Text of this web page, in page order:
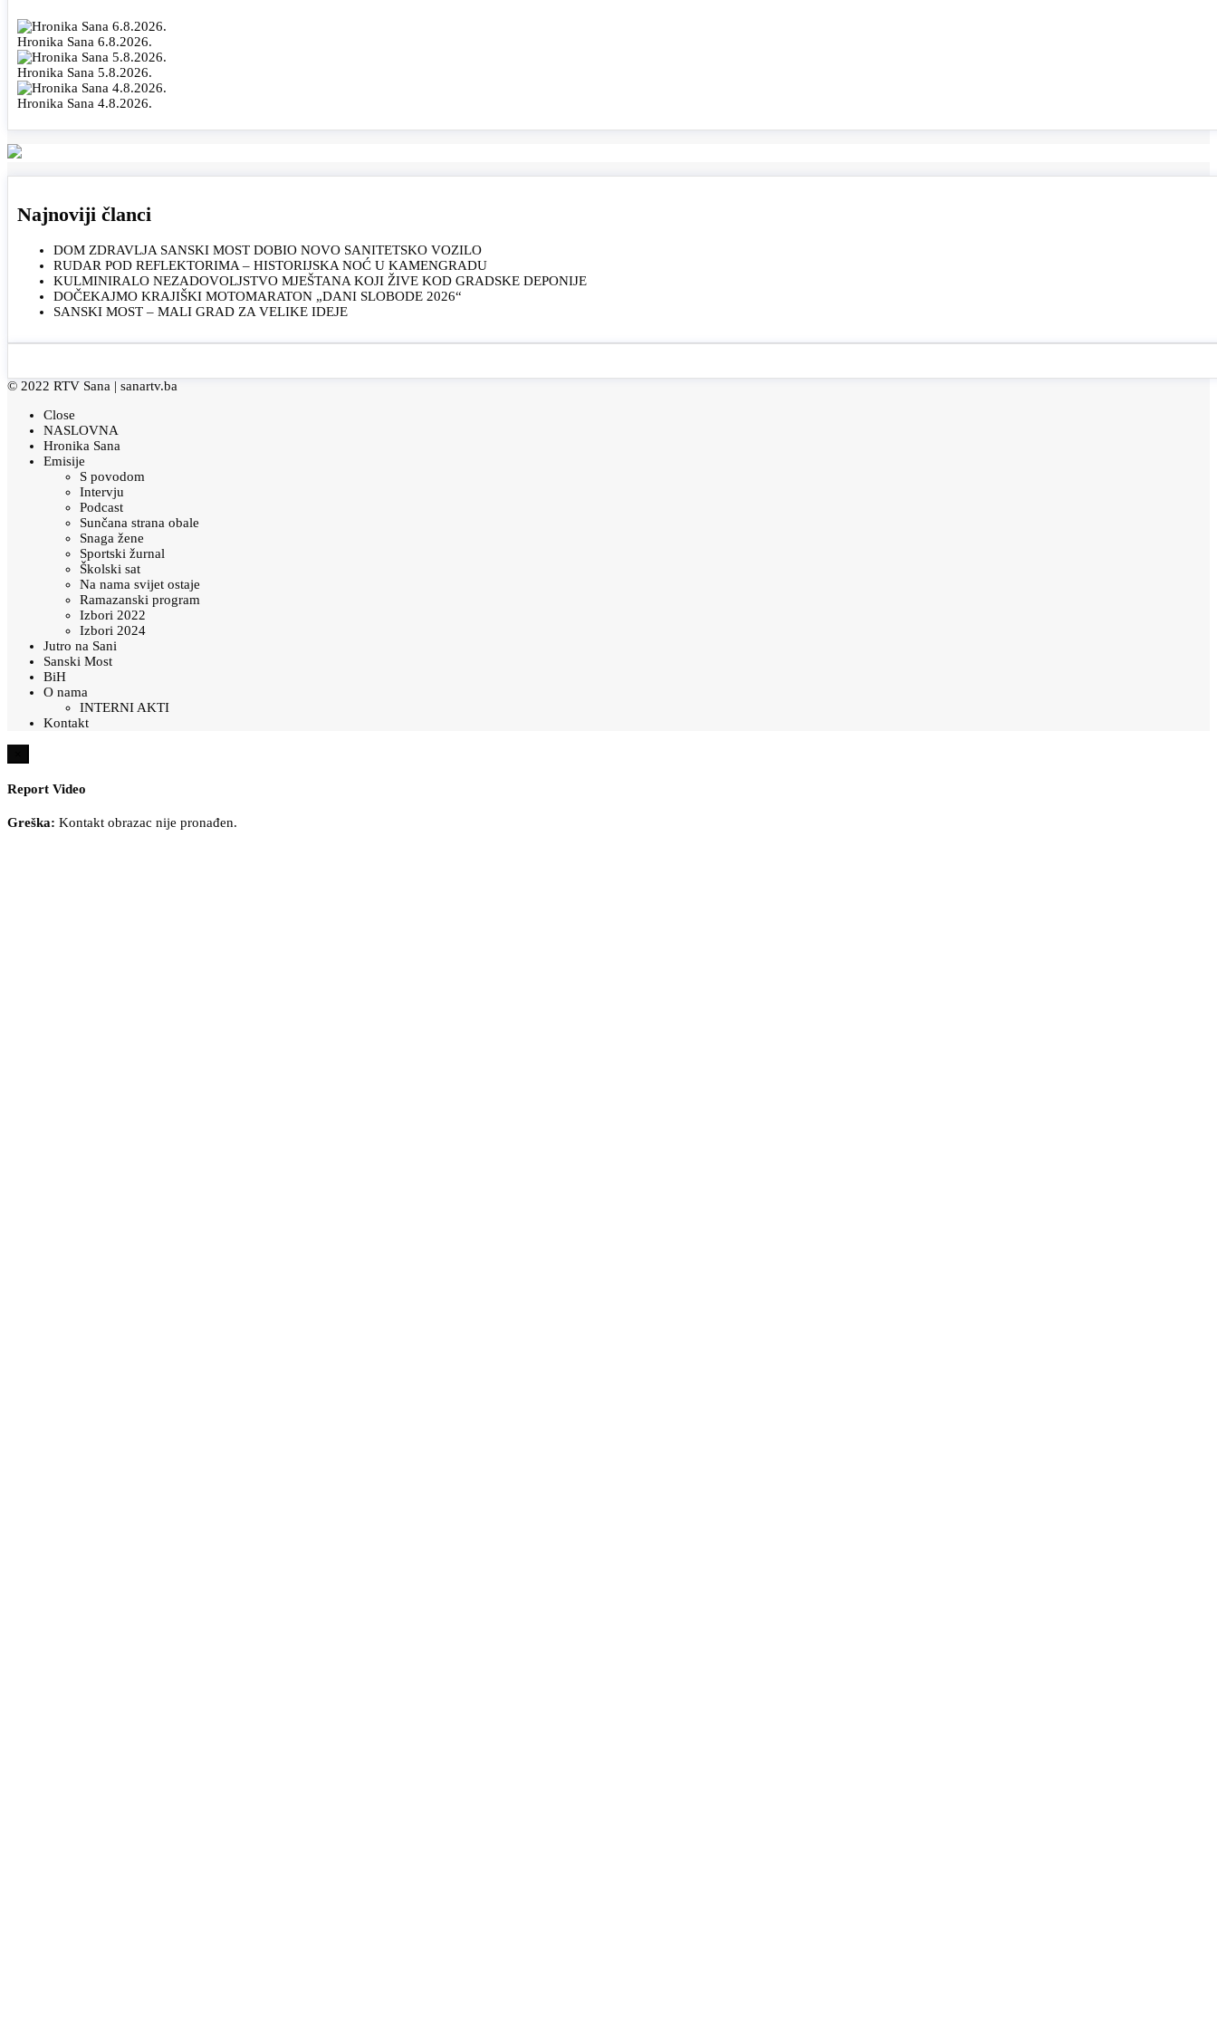
Hronika Sana 6.8.2026.
Hronika Sana 5.8.2026.
Hronika Sana 4.8.2026.
Najnoviji članci
DOM ZDRAVLJA SANSKI MOST DOBIO NOVO SANITETSKO VOZILO
RUDAR POD REFLEKTORIMA – HISTORIJSKA NOĆ U KAMENGRADU
KULMINIRALO NEZADOVOLJSTVO MJEŠTANA KOJI ŽIVE KOD GRADSKE DEPONIJE
DOČEKAJMO KRAJIŠKI MOTOMARATON „DANI SLOBODE 2026“
SANSKI MOST – MALI GRAD ZA VELIKE IDEJE
© 2022 RTV Sana | sanartv.ba
Close
NASLOVNA
Hronika Sana
Emisije
S povodom
Intervju
Podcast
Sunčana strana obale
Snaga žene
Sportski žurnal
Školski sat
Na nama svijet ostaje
Ramazanski program
Izbori 2022
Izbori 2024
Jutro na Sani
Sanski Most
BiH
O nama
INTERNI AKTI
Kontakt
Report Video
Greška: Kontakt obrazac nije pronađen.